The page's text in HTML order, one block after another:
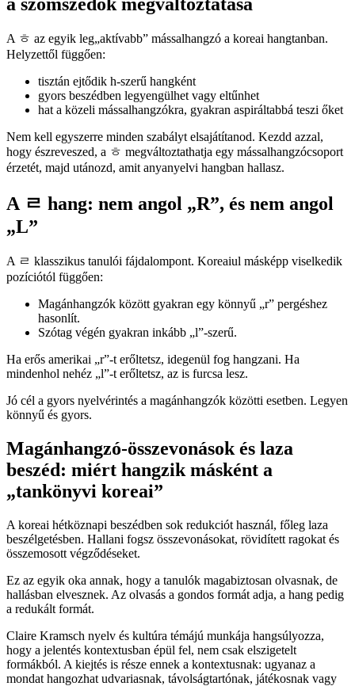
a szomszédok megváltoztatása
A ㅎ az egyik leg„aktívabb” mássalhangzó a koreai hangtanban.
Helyzettől függően:
tisztán ejtődik h-szerű hangként
gyors beszédben legyengülhet vagy eltűnhet
hat a közeli mássalhangzókra, gyakran aspiráltabbá teszi őket
Nem kell egyszerre minden szabályt elsajátítanod. Kezdd azzal,
hogy észreveszed, a ㅎ megváltoztathatja egy mássalhangzócsoport
érzetét, majd utánozd, amit anyanyelvi hangban hallasz.
A ㄹ hang: nem angol „R”, és nem angol
„L”
A ㄹ klasszikus tanulói fájdalompont. Koreaiul másképp viselkedik
pozíciótól függően:
Magánhangzók között gyakran egy könnyű „r” pergéshez
hasonlít.
Szótag végén gyakran inkább „l”-szerű.
Ha erős amerikai „r”-t erőltetsz, idegenül fog hangzani. Ha
mindenhol nehéz „l”-t erőltetsz, az is furcsa lesz.
Jó cél a gyors nyelvérintés a magánhangzók közötti esetben. Legyen
könnyű és gyors.
Magánhangzó-összevonások és laza
beszéd: miért hangzik másként a
„tankönyvi koreai”
A koreai hétköznapi beszédben sok redukciót használ, főleg laza
beszélgetésben. Hallani fogsz összevonásokat, rövidített ragokat és
összemosott végződéseket.
Ez az egyik oka annak, hogy a tanulók magabiztosan olvasnak, de
hallásban elvesznek. Az olvasás a gondos formát adja, a hang pedig
a redukált formát.
Claire Kramsch nyelv és kultúra témájú munkája hangsúlyozza,
hogy a jelentés kontextusban épül fel, nem csak elszigetelt
formákból. A kiejtés is része ennek a kontextusnak: ugyanaz a
mondat hangozhat udvariasnak, távolságtartónak, játékosnak vagy